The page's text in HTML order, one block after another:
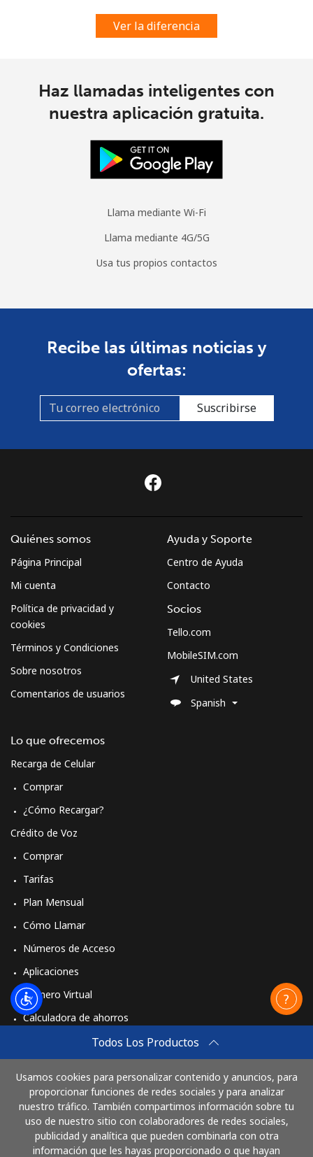
Ver la diferencia
Haz llamadas inteligentes con
nuestra aplicación gratuita.
Llama mediante Wi-Fi
Llama mediante 4G/5G
Usa tus propios contactos
Recibe las últimas noticias y
ofertas:
Suscribirse
Todos Los Productos
Usamos cookies para personalizar contenido y anuncios, para
proporcionar funciones de redes sociales y para analizar
nuestro tráfico. También compartimos información sobre tu
uso de nuestro sitio con colaboradores de redes sociales,
publicidad y analítica que pueden combinarla con otra
información que les hayas proporcionado o que hayan
Quiénes somos
Página Principal
Mi cuenta
Política de privacidad y
cookies
Términos y Condiciones
Sobre nosotros
Comentarios de usuarios
Lo que ofrecemos
Recarga de Celular
Comprar
¿Cómo Recargar?
Crédito de Voz
Comprar
Tarifas
Plan Mensual
Cómo Llamar
Números de Acceso
Aplicaciones
Número Virtual
Calculadora de ahorros
Comprar
Cómo funciona
Ayuda y Soporte
Centro de Ayuda
Contacto
Socios
Tello.com
MobileSIM.com
United States
Spanish
Paga con